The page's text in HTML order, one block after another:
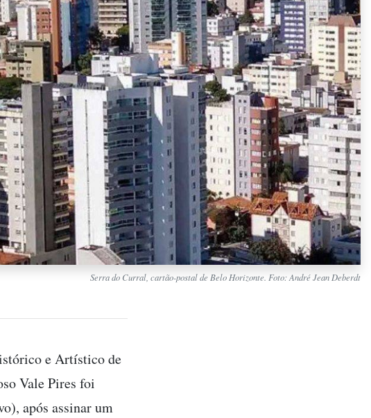
Serra do Curral, cartão-postal de Belo Horizonte. Foto: André Jean Deberdt
e Artístico de
Vale Pires foi
após assinar um